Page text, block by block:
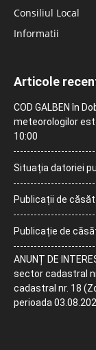
Consiliul Local
Informatii
Articole
COD GALBEN în
meteorologilor
10:00
Situația datoriei
Publicații de
Publicație de
ANUNȚ DE
sector cadastral
cadastral nr. 18
perioada